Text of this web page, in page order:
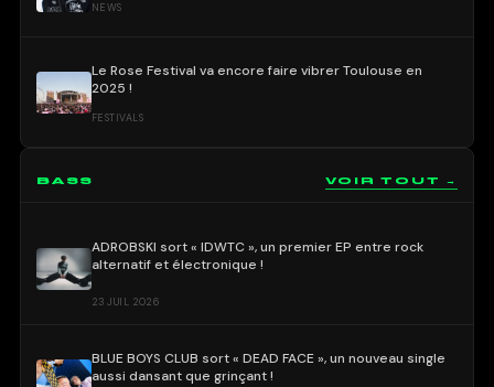
NEWS
Le Rose Festival va encore faire vibrer Toulouse en
2025 !
FESTIVALS
BASS VOIR TOUT →
ADROBSKI sort « IDWTC », un premier EP entre rock
alternatif et électronique !
23 JUIL 2026
BLUE BOYS CLUB sort « DEAD FACE », un nouveau single
aussi dansant que grinçant !